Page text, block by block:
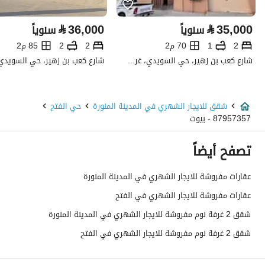
نوع الإعلان
استخدام العقار
-
السعر
3750
المساحة
خدمات العقار
كهرباء
نعم
صرف صحي
نعم
⃁35,000 سنوياً
2
1
70 م2
شارع كعب بن زهير، حي السويدي، غرب الرياض، الرياض
⃁36,000 سنوياً
2
2 85 م2
شقق للايجار الشهري في المدينة المنورة حي الفتح
87957357 - بيوت
تصفح أيضاً
عقارات مفروشة للايجار الشهري في المدينة المنورة
عقارات مفروشة للايجار الشهري في الفتح
شقق 2 غرفة نوم مفروشة للايجار الشهري في المدينة المنورة
شقق 2 غرفة نوم مفروشة للايجار الشهري في الفتح